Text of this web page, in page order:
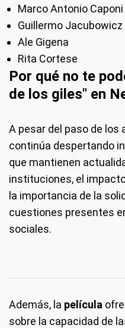
Marco Antonio Caponi
Guillermo Jacubowicz
Ale Gigena
Rita Cortese
Por qué no te
de los giles" en
A pesar del paso de los
continúa despertando
que mantienen
instituciones, el
la importancia de la
cuestiones presentes
sociales.
Además, la película
sobre la capacidad de